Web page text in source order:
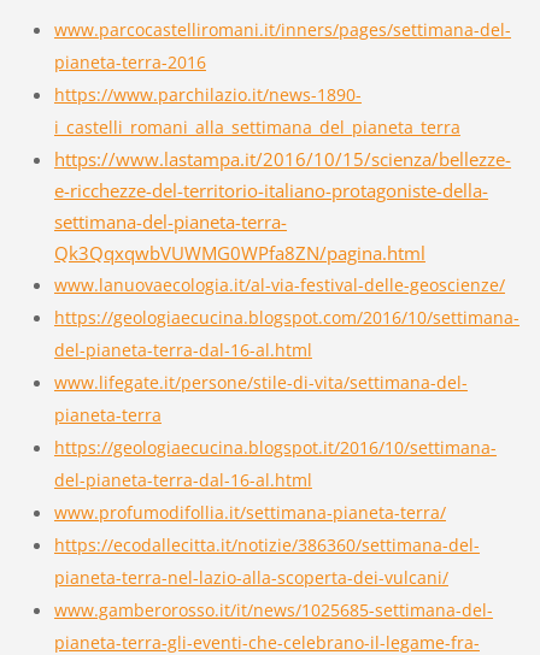
www.parcocastelliromani.it/inners/pages/settimana-del-
pianeta-terra-2016
https://www.parchilazio.it/news-1890-
i_castelli_romani_alla_settimana_del_pianeta_terra
https://www.lastampa.it/2016/10/15/scienza/bellezze-
e-ricchezze-del-territorio-italiano-protagoniste-della-
settimana-del-pianeta-terra-
Qk3QqxqwbVUWMG0WPfa8ZN/pagina.html
www.lanuovaecologia.it/al-via-festival-delle-geoscienze/
https://geologiaecucina.blogspot.com/2016/10/settimana-
del-pianeta-terra-dal-16-al.html
www.lifegate.it/persone/stile-di-vita/settimana-del-
pianeta-terra
https://geologiaecucina.blogspot.it/2016/10/settimana-
del-pianeta-terra-dal-16-al.html
www.profumodifollia.it/settimana-pianeta-terra/
https://ecodallecitta.it/notizie/386360/settimana-del-
pianeta-terra-nel-lazio-alla-scoperta-dei-vulcani/
www.gamberorosso.it/it/news/1025685-settimana-del-
pianeta-terra-gli-eventi-che-celebrano-il-legame-fra-